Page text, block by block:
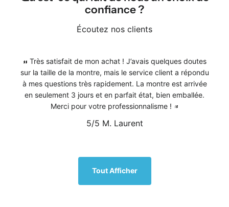
confiance ?
Écoutez nos clients
Très satisfait de mon achat ! J’avais quelques doutes
sur la taille de la montre, mais le service client a répondu
à mes questions très rapidement. La montre est arrivée
en seulement 3 jours et en parfait état, bien emballée.
Merci pour votre professionnalisme !
5/5 M. Laurent
Tout Afficher